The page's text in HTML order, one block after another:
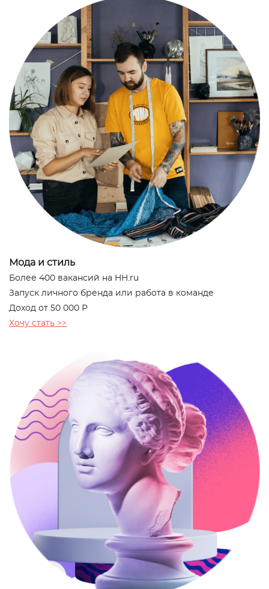
Мода и стиль
Более 400 вакансий на HH.ru
Запуск личного бренда или работа в команде
Доход от 50 000 Р
Хочу стать >>